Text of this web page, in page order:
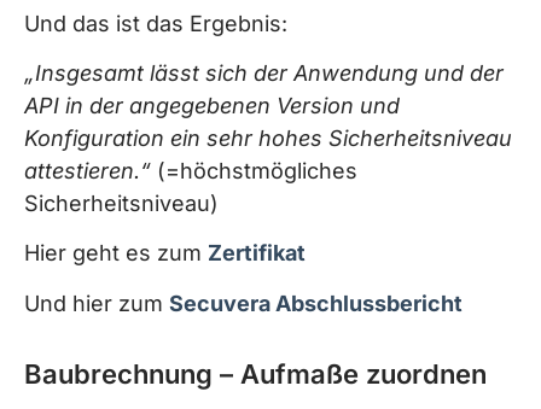
Und das ist das Ergebnis:
„Insgesamt lässt sich der Anwendung und der
API in der angegebenen Version und
Konfiguration ein sehr hohes Sicherheitsniveau
attestieren.“ (=höchstmögliches
Sicherheitsniveau)
Hier geht es zum Zertifikat
Und hier zum Secuvera Abschlussbericht
Baubrechnung – Aufmaße zuordnen